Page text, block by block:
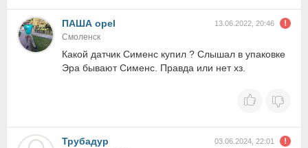
ПАША opel 13.06.2022, 20:46
Смоленск
Какой датчик Сименс купил ? Слышал в упаковке
Эра бывают Сименс. Правда или нет хз.
Трубадур 03.06.2024, 22:01